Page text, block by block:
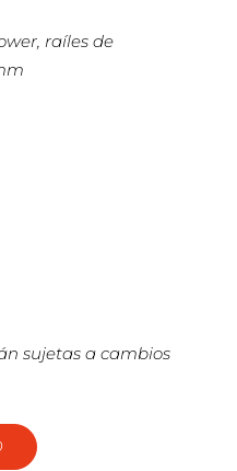
raíles de
sujetas a cambios